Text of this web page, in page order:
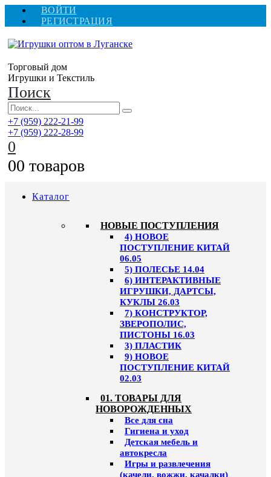
ВОЙТИ
РЕГИСТРАЦИЯ
Торговый дом
Игрушки и Текстиль
Поиск
+7 (959) 222-21-99
+7 (959) 222-28-99
0
00 товаров
Каталог
НОВЫЕ ПОСТУПЛЕНИЯ
4) НОВОЕ
ПОСТУПЛЕНИЕ КИТАЙ
06.05
5) ПОЛЕСЬЕ 14.04
6) ИНТЕРАКТИВНЫЕ
ИГРУШКИ, ДАРТСЫ,
КУКЛЫ 26.03
7) КОНСТРУКТОР,
ЗВЕРОПОЛИС,
ПИСТОНЫ 16.03
3) ПЛАСТИК
9) НОВОЕ
ПОСТУПЛЕНИЕ КИТАЙ
02.03
01. ТОВАРЫ ДЛЯ
НОВОРОЖДЕННЫХ
Все для сна
Гигиена и уход
Детская мебель и
автокресла
Игры и развлечения
(качели, вожжи, качалки)